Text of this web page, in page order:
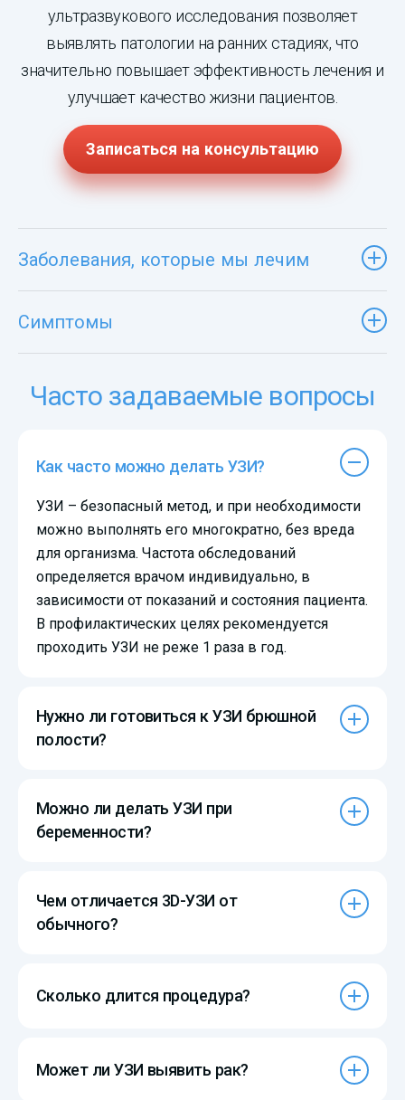
ультразвукового исследования позволяет
выявлять патологии на ранних стадиях, что
значительно повышает эффективность лечения и
улучшает качество жизни пациентов.
Записаться на консультацию
Заболевания, которые мы лечим
Симптомы
Часто задаваемые вопросы
Как часто можно делать УЗИ?
УЗИ – безопасный метод, и при необходимости
можно выполнять его многократно, без вреда
для организма. Частота обследований
определяется врачом индивидуально, в
зависимости от показаний и состояния пациента.
В профилактических целях рекомендуется
проходить УЗИ не реже 1 раза в год.
Нужно ли готовиться к УЗИ брюшной
полости?
Можно ли делать УЗИ при
беременности?
Чем отличается 3D-УЗИ от
обычного?
Сколько длится процедура?
Может ли УЗИ выявить рак?